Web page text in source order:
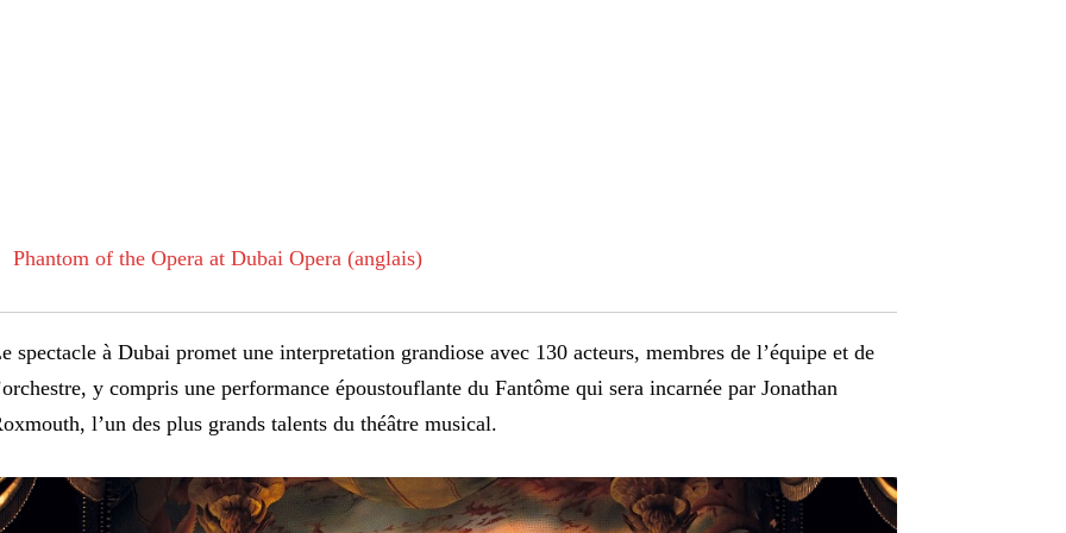
Phantom of the Opera at Dubai Opera (anglais)
spectacle à Dubai promet une interpretation grandiose avec 130 acteurs, membres de l’équipe et de
y compris une performance époustouflante du Fantôme qui sera incarnée par Jonathan
l’un des plus grands talents du théâtre musical.